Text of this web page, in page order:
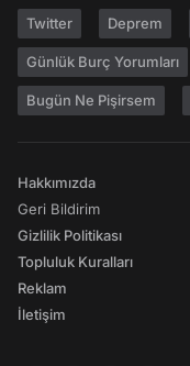
Twitter Deprem
Günlük Burç Yorumları
Bugün Ne Pişirsem
Hakkımızda
Geri Bildirim
Gizlilik Politikası
Topluluk Kuralları
Reklam
İletişim